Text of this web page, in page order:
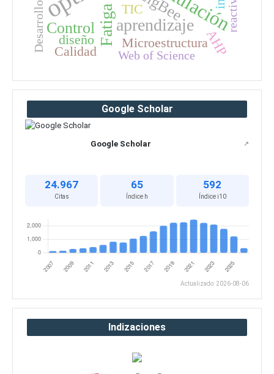
Fatigaaprendizaje
Control
TIC
MicroestructuraAHP
diseño
Calidad Web of Science
Google Scholar
Google Scholar ↗
24.967
Citas
65
Índice h
592
Índice i10
Actualizado: 2026-08-06
Indizaciones